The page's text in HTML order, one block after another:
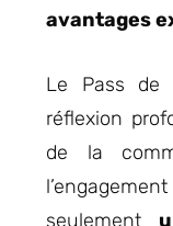
avantages
Le Pass de
réflexion
de la
seulement